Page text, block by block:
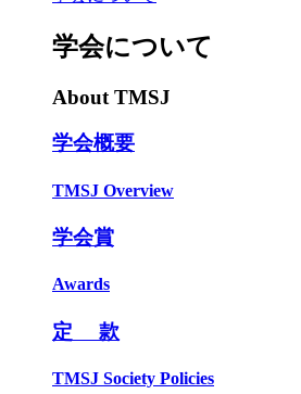
学会について
About TMSJ
学会概要
TMSJ Overview
学会賞
Awards
定 款
TMSJ Society Policies